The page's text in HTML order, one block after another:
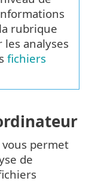
rubrique
analyses
fichiers
vous permet
de